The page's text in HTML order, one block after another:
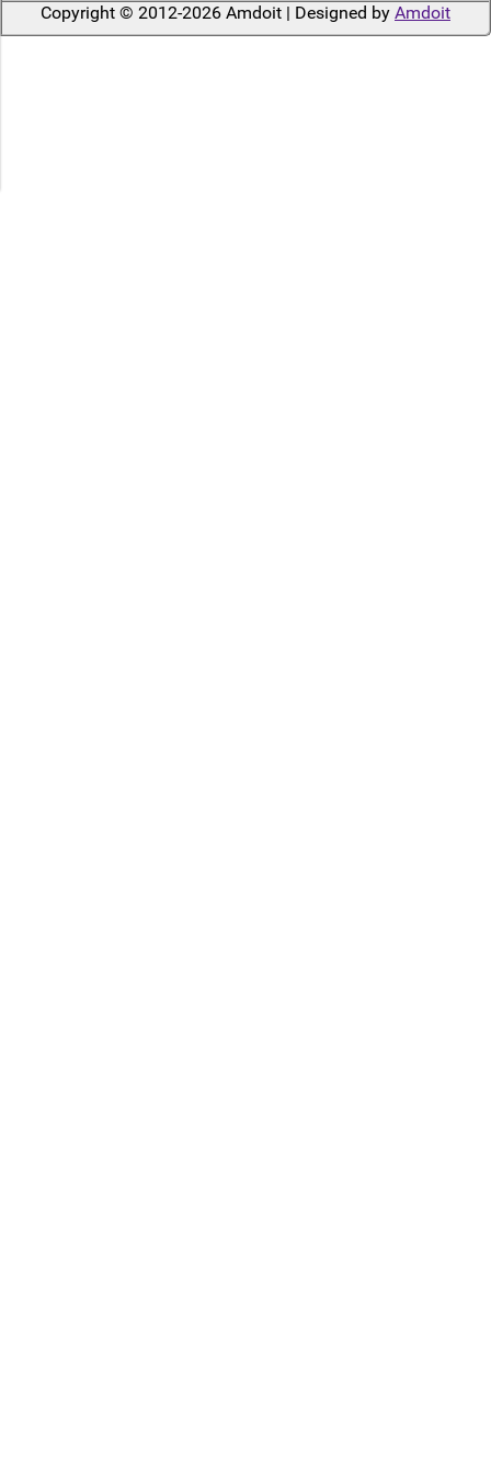
Copyright © 2012-2026 Amdoit | Designed by Amdoit